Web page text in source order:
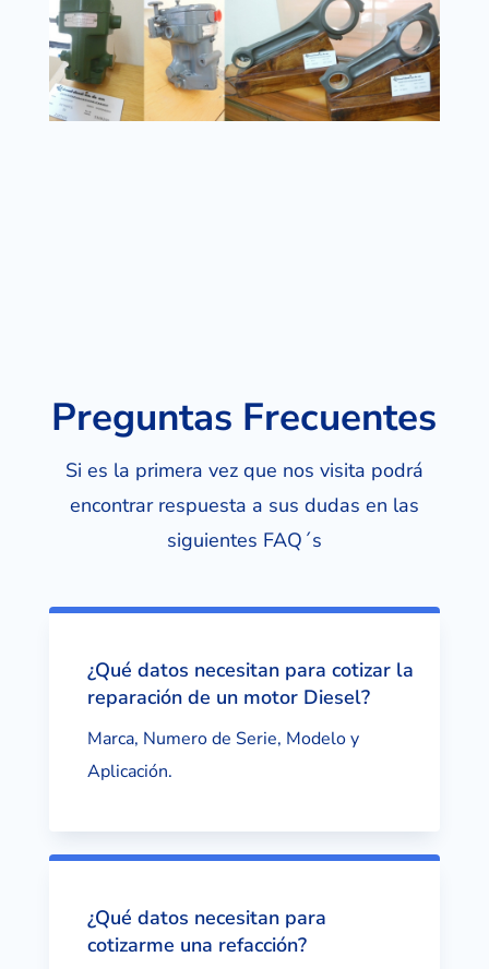
Preguntas Frecuentes
Si es la primera vez que nos visita podrá
encontrar respuesta a sus dudas en las
siguientes FAQ´s
¿Qué datos necesitan para cotizar la
reparación de un motor Diesel?
Marca, Numero de Serie, Modelo y
Aplicación.
¿Qué datos necesitan para
cotizarme una refacción?